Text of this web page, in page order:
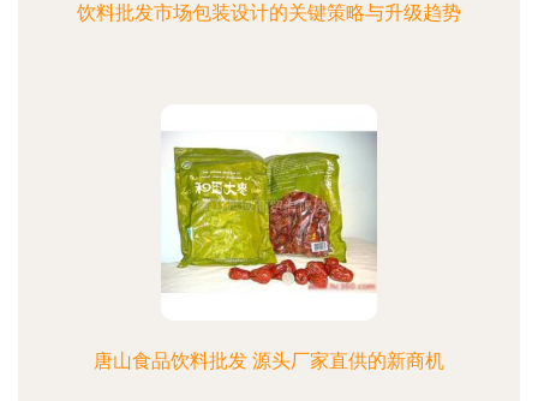
饮料批发市场包装设计的关键策略与升级趋势
唐山食品饮料批发 源头厂家直供的新商机